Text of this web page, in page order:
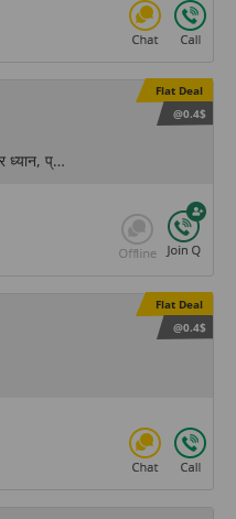
Flat Deal
@0.4$
ध्यान, प्राणिक हीलिंग,
Flat Deal
@0.4$